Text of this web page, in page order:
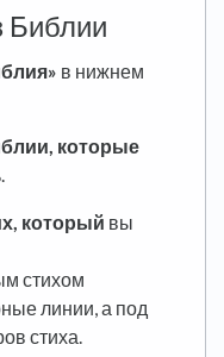
Библии
в нижнем
которые
который вы
стихом
линии, а под
стиха.